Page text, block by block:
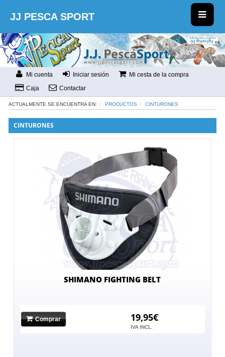
JJ PESCA SPORT
Mi cuenta Iniciar sesión
Mi cesta de la compra
Caja
Contactar
ACTUALMENTE SE ENCUENTRA EN: PRODUCTOS CINTURONES
CINTURONES
SHIMANO FIGHTING BELT
Comprar 19,95€
IVA INCL.